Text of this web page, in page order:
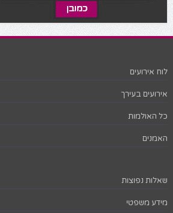
לוח אירועים
אירועים בעירך
כל האולמות
האמנים
שאלות נפוצות
מידע משפטי